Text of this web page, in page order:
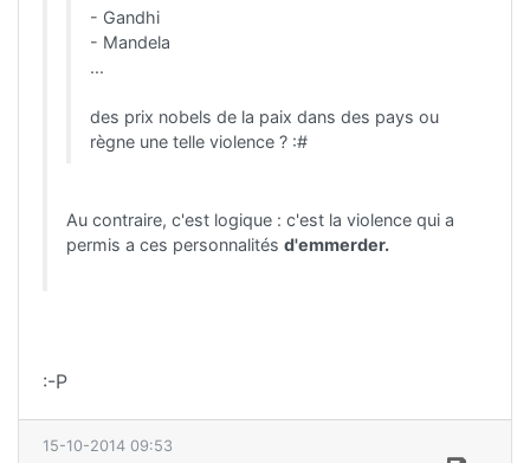
- Gandhi
- Mandela
...
des prix nobels de la paix dans des pays ou
règne une telle violence ? :#
Au contraire, c'est logique : c'est la violence qui a
permis a ces personnalités d'emmerder.
:-P
15-10-2014 09:53